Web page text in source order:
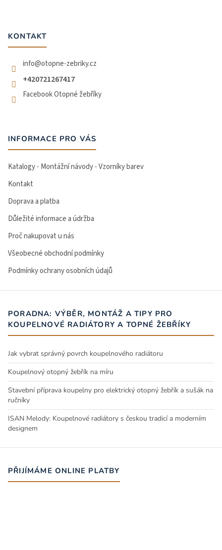
KONTAKT
info@otopne-zebriky.cz
+420721267417
Facebook Otopné žebříky
INFORMACE PRO VÁS
Katalogy - Montážní návody - Vzorníky barev
Kontakt
Doprava a platba
Důležité informace a údržba
Proč nakupovat u nás
Všeobecné obchodní podmínky
Podmínky ochrany osobních údajů
PORADNA: VÝBĚR, MONTÁŽ A TIPY PRO
KOUPELNOVÉ RADIÁTORY A TOPNÉ ŽEBŘÍKY
Jak vybrat správný povrch koupelnového radiátoru
Koupelnový otopný žebřík na míru
Stavební příprava koupelny pro elektrický otopný žebřík a sušák na
ručníky
ISAN Melody: Koupelnové radiátory s českou tradicí a moderním
designem
PŘIJÍMÁME ONLINE PLATBY